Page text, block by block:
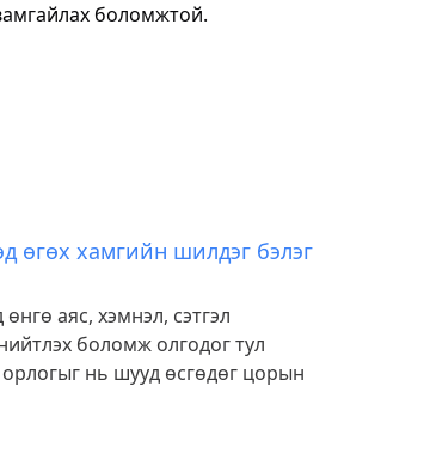
боломжтой.
өгөх хамгийн шилдэг бэлэг
аяс, хэмнэл, сэтгэл
боломж олгодог тул
нь шууд өсгөдөг цорын